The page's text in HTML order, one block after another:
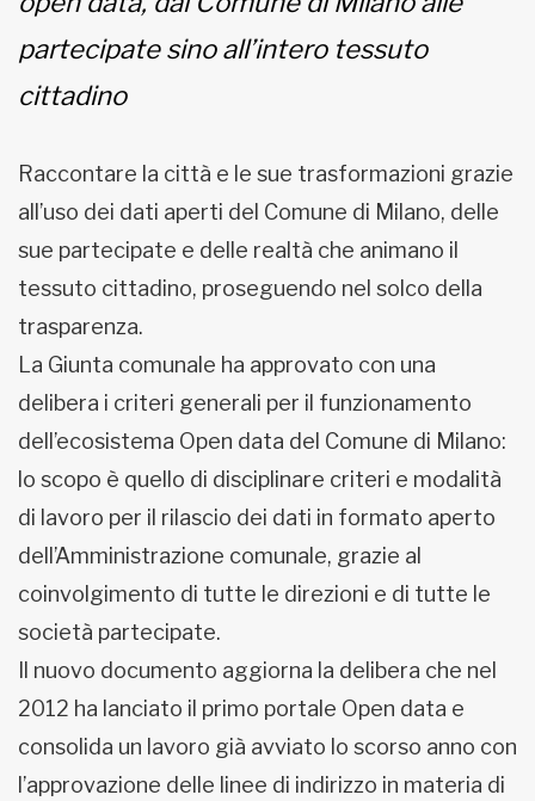
partecipate sino all’intero tessuto
cittadino
Raccontare la città e le sue trasformazioni grazie
all’uso dei dati aperti del Comune di Milano, delle
sue partecipate e delle realtà che animano il
tessuto cittadino, proseguendo nel solco della
trasparenza.
La Giunta comunale ha approvato con una
delibera i criteri generali per il funzionamento
dell’ecosistema Open data del Comune di Milano:
lo scopo è quello di disciplinare criteri e modalità
di lavoro per il rilascio dei dati in formato aperto
dell’Amministrazione comunale, grazie al
coinvolgimento di tutte le direzioni e di tutte le
società partecipate.
Il nuovo documento aggiorna la delibera che nel
2012 ha lanciato il primo portale Open data e
consolida un lavoro già avviato lo scorso anno con
l’approvazione delle linee di indirizzo in materia di